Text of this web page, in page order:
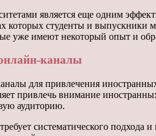
является еще одним
студенты и выпускники
уже имеют некоторый опыт и
каналы
для привлечения
привлечь внимание
аудиторию.
систематического